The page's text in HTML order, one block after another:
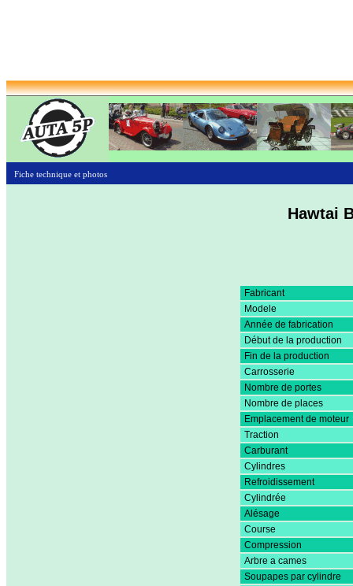
Fiche technique et photos
Hawtai
Fabricant
Modele
Année de fabrication
Début de la production
Fin de la production
Carrosserie
Nombre de portes
Nombre de places
Emplacement de moteur
Traction
Carburant
Cylindres
Refroidissement
Cylindrée
Alésage
Course
Compression
Arbre a cames
Soupapes par cylindre